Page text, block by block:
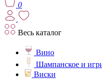
0
Весь каталог
Вино
Шампанское и
Виски